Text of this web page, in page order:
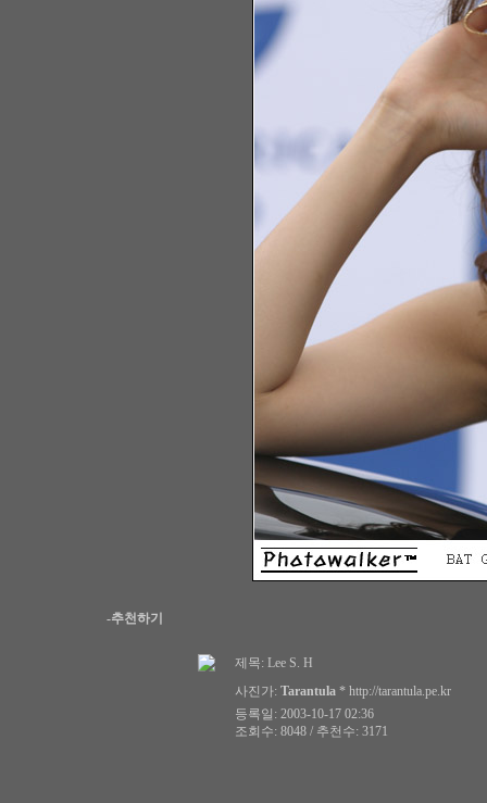
-추천하기
제목: Lee S. H
사진가: Tarantula * http://tarantula.pe.kr
등록일: 2003-10-17 02:36
조회수: 8048 / 추천수: 3171